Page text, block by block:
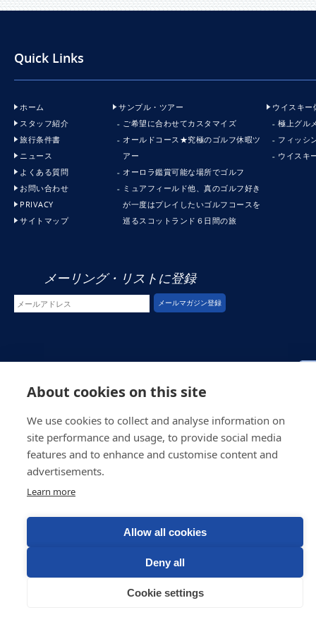
Quick Links
ホーム
スタッフ紹介
旅行条件書
ニュース
よくある質問
お問い合わせ
PRIVACY
サイトマップ
サンプル・ツアー
ご希望に合わせてカスタマイズ
オールドコース★究極のゴルフ休暇ツ
アー
オーロラ鑑賞可能な場所でゴルフ
ミュアフィールド他、真のゴルフ好き
が一度はプレイしたいゴルフコースを
巡るスコットランド６日間の旅
ウイスキー
極上グル
フィッシ
ウイスキ
メーリング・リストに登録
About cookies on this site
We use cookies to collect and analyse information on
site performance and usage, to provide social media
features and to enhance and customise content and
advertisements.
Learn more
Allow all cookies
Deny all
Cookie settings